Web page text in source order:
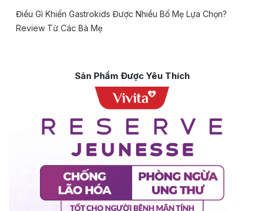
Điều Gì Khiến Gastrokids Được Nhiều Bố Mẹ Lựa Chọn?
Review Từ Các Bà Mẹ
Sản Phẩm Được Yêu Thích